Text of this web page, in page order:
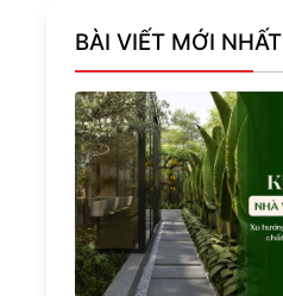
BÀI VIẾT MỚI NHẤT